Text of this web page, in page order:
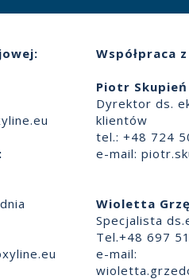
Współpraca
Piotr Skupień
Dyrektor ds.
klientów
tel.: +48 724
e-mail:
Wioletta
Specjalista
Tel.+48 697
e-mail: